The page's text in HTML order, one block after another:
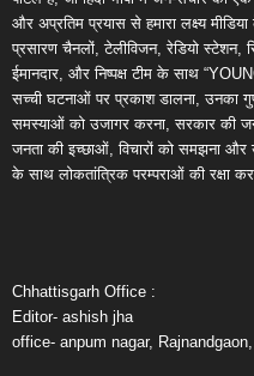
और अप्रतिम प्रयास से हमारा लक्ष्य
प्रसारण चैनलों, टेलीविजन, रेडियो स्टेशन,
ईमानदार, और निष्पक्ष टीम के साथ
सच्ची घटनाओं पर प्रकाश डालना, उनका
समस्याओं को उजागर करना, सरकार की
जनता की इच्छाओं, विचारों को समझना और
के साथ लोकतांत्रिक परम्पराओं की रक्षा
Chhattisgarh Office :
Editor- ashish jha
office- anpum nagar,